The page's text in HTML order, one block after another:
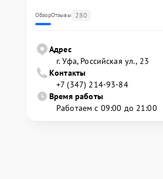
ОбзорОтзывы 280
Адрес
г. Уфа, Российская ул., 23
Контакты
+7 (347) 214-93-84
Время работы
Работаем с 09:00 до 21:00